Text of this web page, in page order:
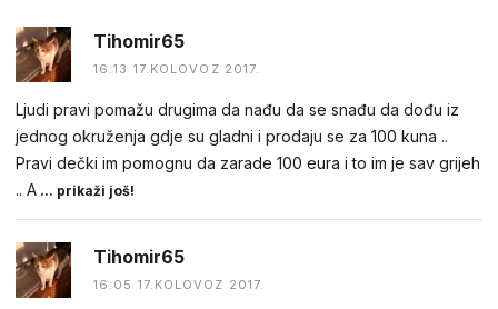
Tihomir65
16:13 17.KOLOVOZ 2017.
Ljudi pravi pomažu drugima da nađu da se snađu da dođu iz
jednog okruženja gdje su gladni i prodaju se za 100 kuna ..
Pravi dečki im pomognu da zarade 100 eura i to im je sav grijeh
.. A ... prikaži još!
Tihomir65
16:05 17.KOLOVOZ 2017.